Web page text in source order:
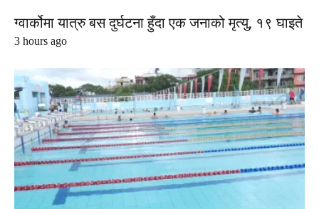
ग्वार्कोमा यात्रु बस दुर्घटना हुँदा एक जनाको मृत्यु, १९ घाइते
3 hours ago